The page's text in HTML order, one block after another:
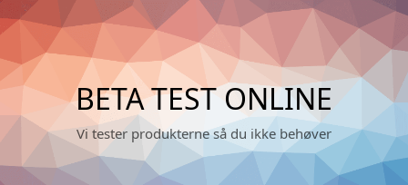
Skip
to
content
BETA TEST ONLINE
Vi tester produkterne så du ikke behøver